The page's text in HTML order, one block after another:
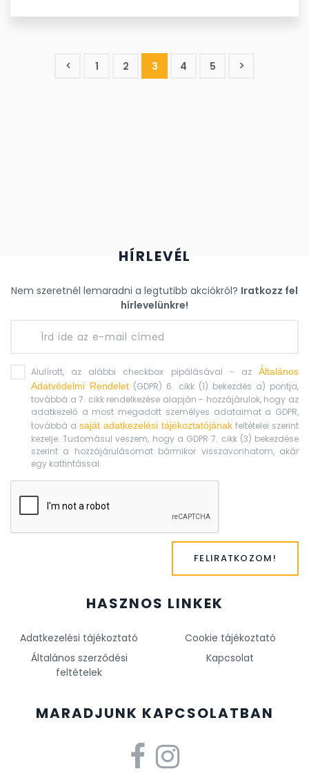
1 2 3 4 5
HÍRLEVÉL
Nem szeretnél lemaradni a legtutibb akciókról? Iratkozz fel
hírlevelünkre!
Alulírott, az alábbi checkbox pipálásával - az Általános
Adatvédelmi Rendelet (GDPR) 6. cikk (1) bekezdés a) pontja,
továbbá a 7. cikk rendelkezése alapján - hozzájárulok, hogy az
adatkezelő a most megadott személyes adataimat a GDPR,
továbbá a saját adatkezelési tájékoztatójának feltételei szerint
kezelje. Tudomásul veszem, hogy a GDPR 7. cikk (3) bekezdése
szerint a hozzájárulásomat bármikor visszavonhatom, akár
egy kattintással.
FELIRATKOZOM!
HASZNOS LINKEK
Adatkezelési tájékoztató
Cookie tájékoztató
Általános szerződési
feltételek
Kapcsolat
MARADJUNK KAPCSOLATBAN